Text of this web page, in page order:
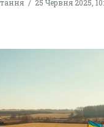
25 Червня 2025,